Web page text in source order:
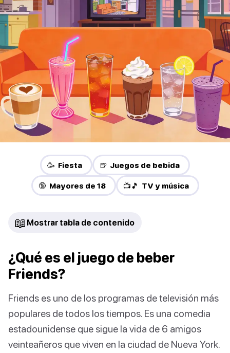
🥳 Fiesta 🍺 Juegos de bebida
🔞 Mayores de 18 📺🎵 TV y música
📖 Mostrar tabla de contenido
¿Qué es el juego de beber
Friends?
Friends es uno de los programas de televisión más
populares de todos los tiempos. Es una comedia
estadounidense que sigue la vida de 6 amigos
veinteañeros que viven en la ciudad de Nueva York.